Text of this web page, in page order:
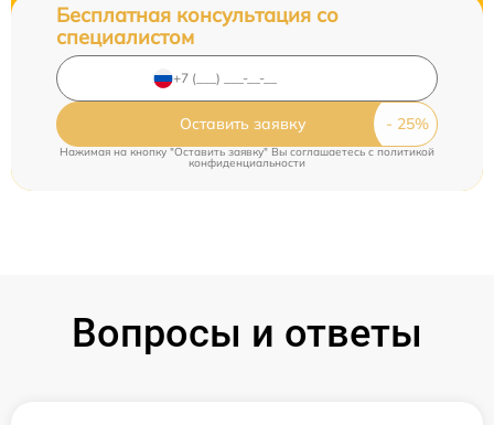
Бесплатная консультация со
специалистом
Оставить заявку
Нажимая на кнопку "Оставить заявку" Вы соглашаетесь cполитикой
конфиденциальности
Вопросы и ответы